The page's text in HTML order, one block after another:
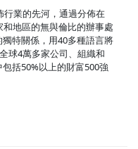
行業的先河，通過分佈在
地區的無與倫比的辦事處
特關係，用40多種語言將
球4萬多家公司、組織和
括50%以上的財富500強